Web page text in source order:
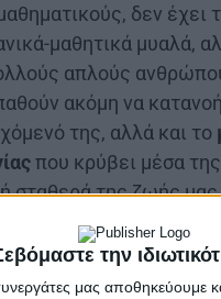
την
μας αποθηκεύουμε
δεν έχει
μαθητικά μυαλά,
απλούς
ακόμη να
της, αλλά και το
που κρύβει μέσα
σταθερά της ζωής μας
Δεν είναι τυχαίο
έχει και την δική